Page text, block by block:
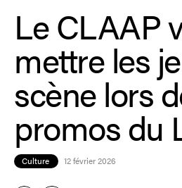
Le CLAAP
mettre les
scène lors
promos du
Culture 12 février 2026